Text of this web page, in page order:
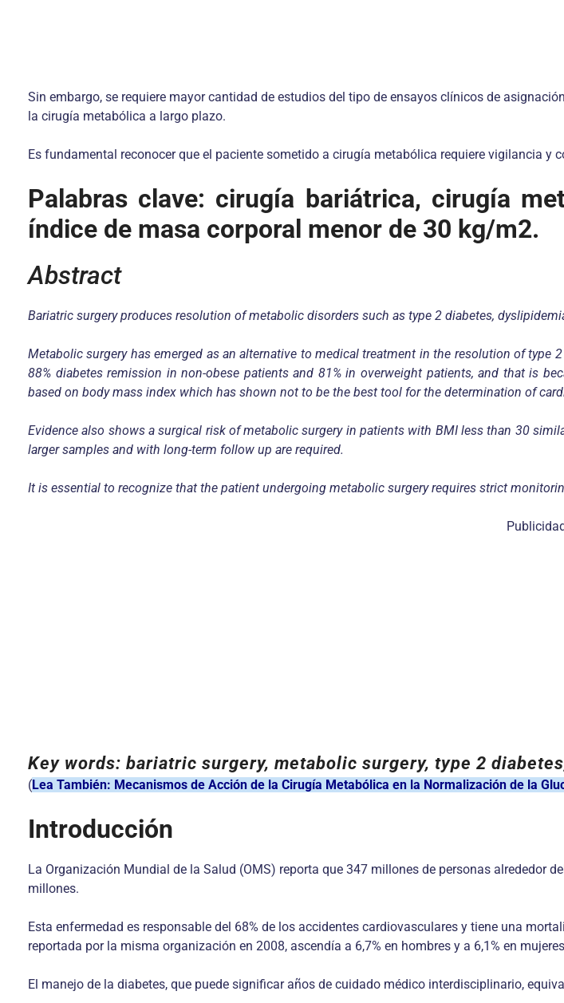
Sin embargo, se requiere mayor cantidad de estudios del tipo de ensayos clínicos de
la cirugía metabólica a largo plazo.
Es fundamental reconocer que el paciente sometido a cirugía metabólica requiere vigilancia
Palabras clave: cirugía bariátrica, cirugía
índice de masa corporal menor de 30 kg/m2.
Abstract
Bariatric surgery produces resolution of metabolic disorders such as type 2 diabetes,
Metabolic surgery has emerged as an alternative to medical treatment in the resolution of
88% diabetes remission in non-obese patients and 81% in overweight patients, and that is
based on body mass index which has shown not to be the best tool for the determination of
Evidence also shows a surgical risk of metabolic surgery in patients with BMI less than 30
larger samples and with long-term follow up are required.
It is essential to recognize that the patient undergoing metabolic surgery requires strict
Key words: bariatric surgery, metabolic surgery, type 2
(Lea También: Mecanismos de Acción de la Cirugía Metabólica en la Normalización de la
Introducción
La Organización Mundial de la Salud (OMS) reporta que 347 millones de personas alrededor
millones.
Esta enfermedad es responsable del 68% de los accidentes cardiovasculares y tiene una
reportada por la misma organización en 2008, ascendía a 6,7% en hombres y a 6,1% en
El manejo de la diabetes, que puede significar años de cuidado médico interdisciplinario,